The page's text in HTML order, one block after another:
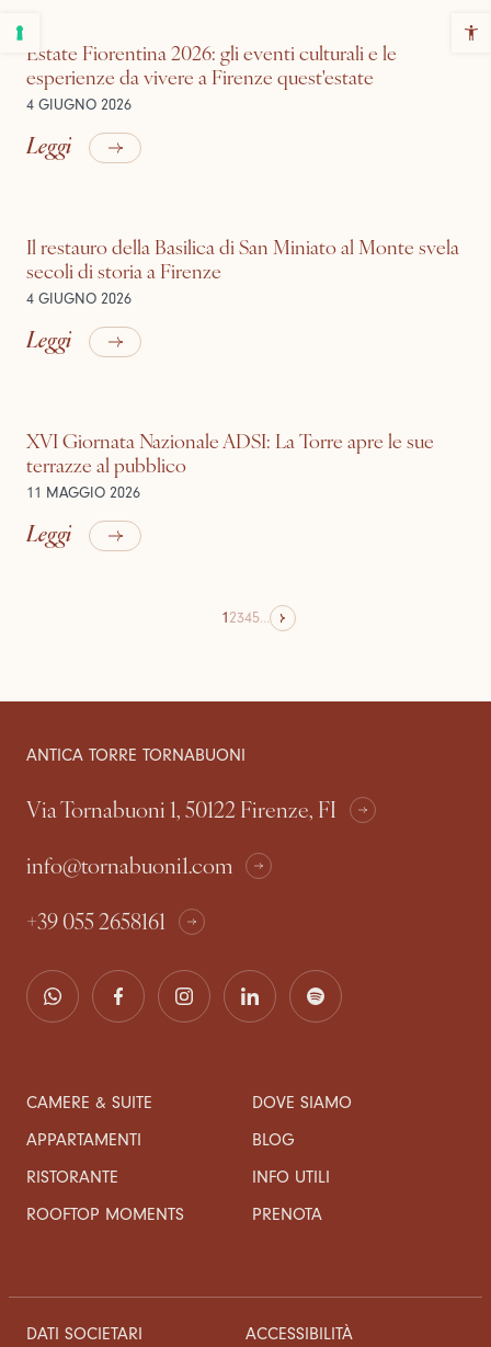
Estate Fiorentina 2026: gli eventi culturali e le
esperienze da vivere a Firenze quest'estate
4 GIUGNO 2026
Leggi
Il restauro della Basilica di San Miniato al Monte svela
secoli di storia a Firenze
4 GIUGNO 2026
Leggi
XVI Giornata Nazionale ADSI: La Torre apre le sue
terrazze al pubblico
11 MAGGIO 2026
Leggi
12345...
ANTICA TORRE TORNABUONI
Via Tornabuoni 1, 50122 Firenze, FI
info@tornabuoni1.com
+39 055 2658161
CAMERE & SUITE
APPARTAMENTI
RISTORANTE
ROOFTOP MOMENTS
DOVE SIAMO
BLOG
INFO UTILI
PRENOTA
DATI SOCIETARI ACCESSIBILITÀ